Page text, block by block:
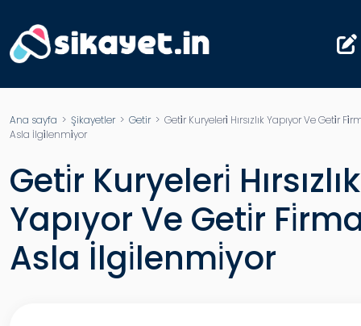
Ana sayfa > Şikayetler> Getir> Geti̇r Kuryeleri̇ Hırsızlık Yapıyor Ve Geti̇r
Asla İlgi̇lenmi̇yor
Geti̇r Kuryeleri̇ Hırsızlık
Yapıyor Ve Geti̇r
Asla İlgi̇lenmi̇yor